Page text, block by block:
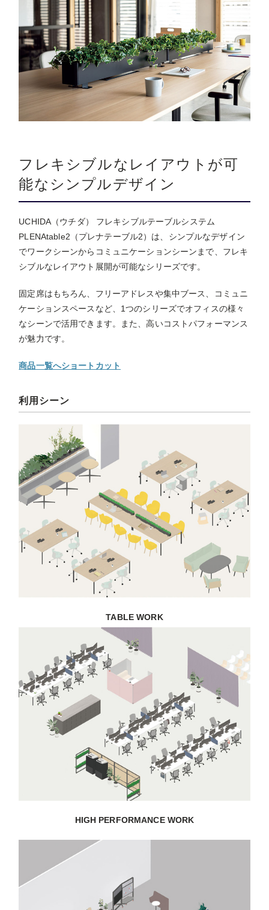
フレキシブルなレイアウトが可
能なシンプルデザイン
UCHIDA（ウチダ） フレキシブルテーブルシステム
PLENAtable2（プレナテーブル2）は、シンプルなデザイン
でワークシーンからコミュニケーションシーンまで、フレキ
シブルなレイアウト展開が可能なシリーズです。
固定席はもちろん、フリーアドレスや集中ブース、コミュニ
ケーションスペースなど、1つのシリーズでオフィスの様々
なシーンで活用できます。また、高いコストパフォーマンス
が魅力です。
商品一覧へショートカット
利用シーン
TABLE WORK
HIGH PERFORMANCE WORK